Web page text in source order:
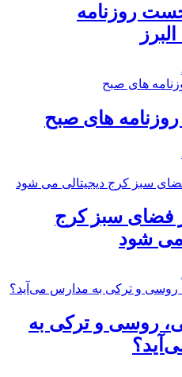
روزنامه‌
های صبح
فضای سبز کرج
می شود
روسی و ترکی به